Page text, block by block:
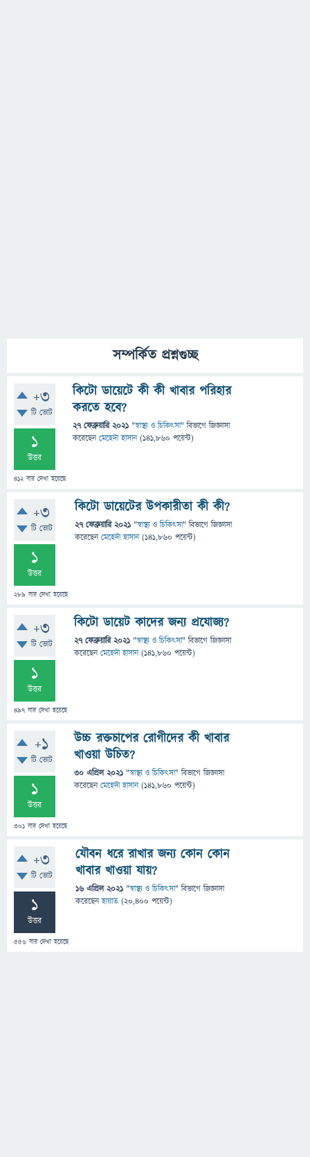
সম্পর্কিত প্রশ্নগুচ্ছ
+3
টি ভোট
1
উত্তর
412বার দেখা হয়েছে
কিটো ডায়েটে কী কী খাবার পরিহার
করতে হবে?
27 ফেব্রুয়ারি 2021 "স্বাস্থ্য ও চিকিৎসা" বিভাগে জিজ্ঞাসা
করেছেনমেহেদী হাসান (141,860 পয়েন্ট)
+3
টি ভোট
1
উত্তর
289 বার দেখা হয়েছে
কিটো ডায়েটের উপকারীতা কী কী?
27 ফেব্রুয়ারি 2021 "স্বাস্থ্য ও চিকিৎসা" বিভাগে জিজ্ঞাসা
করেছেনমেহেদী হাসান (141,860 পয়েন্ট)
+3
টি ভোট
1
উত্তর
497 বার দেখা হয়েছে
কিটো ডায়েট কাদের জন্য প্রযোজ্য?
27 ফেব্রুয়ারি 2021 "স্বাস্থ্য ও চিকিৎসা" বিভাগে জিজ্ঞাসা
করেছেনমেহেদী হাসান (141,860 পয়েন্ট)
+1
টি ভোট
1
উত্তর
301 বার দেখা হয়েছে
উচ্চ রক্তচাপের রোগীদের কী খাবার
খাওয়া উচিত?
30 এপ্রিল 2021 "স্বাস্থ্য ও চিকিৎসা" বিভাগে জিজ্ঞাসা
করেছেনমেহেদী হাসান (141,860 পয়েন্ট)
+3
টি ভোট
1
উত্তর
556 বার দেখা হয়েছে
যৌবন ধরে রাখার জন্য কোন কোন
খাবার খাওয়া যায়?
16 এপ্রিল 2021 "স্বাস্থ্য ও চিকিৎসা" বিভাগে জিজ্ঞাসা
করেছেনহায়াত (20,400 পয়েন্ট)